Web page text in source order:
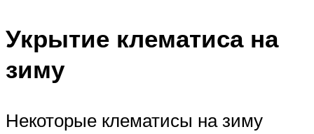
Укрытие клематиса на
зиму
Некоторые клематисы на зиму